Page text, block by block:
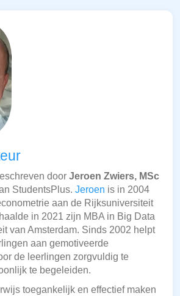
door Jeroen Zwiers, MSc
StudentsPlus. Jeroen is in 2004
aan de Rijksuniversiteit
in 2021 zijn MBA in Big Data
van Amsterdam. Sinds 2002 helpt
aan gemotiveerde
de leerlingen zorgvuldig te
te begeleiden.
toegankelijk en effectief maken